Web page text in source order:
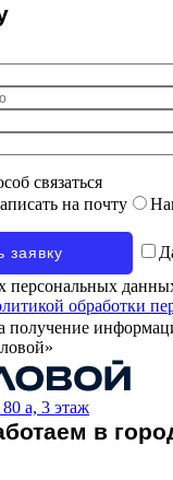
связаться
на почту
персональных
обработки
получение
а, 3 этаж
в